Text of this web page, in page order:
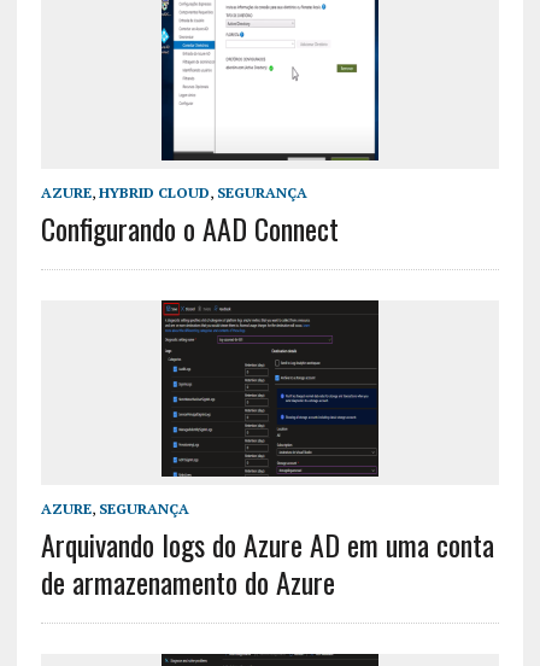
AZURE, HYBRID CLOUD, SEGURANÇA
Configurando o AAD Connect
AZURE, SEGURANÇA
Arquivando logs do Azure AD em uma conta
de armazenamento do Azure